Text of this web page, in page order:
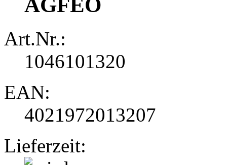
Art.Nr.:
1046101320
EAN:
4021972013207
Lieferzeit: